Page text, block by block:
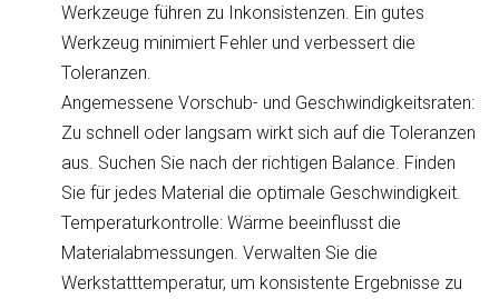
Werkzeuge führen zu Inkonsistenzen. Ein gutes
Werkzeug minimiert Fehler und verbessert die
Toleranzen.
Angemessene Vorschub- und Geschwindigkeitsraten:
Zu schnell oder langsam wirkt sich auf die Toleranzen
aus. Suchen Sie nach der richtigen Balance. Finden
Sie für jedes Material die optimale Geschwindigkeit.
Temperaturkontrolle: Wärme beeinflusst die
Materialabmessungen. Verwalten Sie die
Werkstatttemperatur, um konsistente Ergebnisse zu